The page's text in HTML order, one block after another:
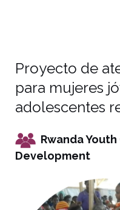
Proyecto de
para mujeres
adolescentes
Rwanda